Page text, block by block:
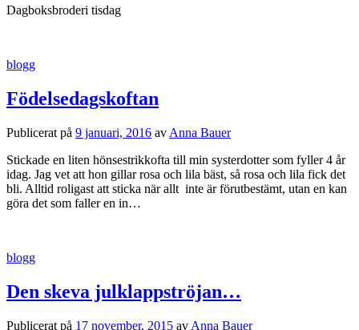
Dagboksbroderi tisdag
blogg
Födelsedagskoftan
Publicerat på 9 januari, 2016 av Anna Bauer
Stickade en liten hönsestrikkofta till min systerdotter som fyller 4 år
idag. Jag vet att hon gillar rosa och lila bäst, så rosa och lila fick det
bli. Alltid roligast att sticka när allt inte är förutbestämt, utan en kan
göra det som faller en in…
blogg
Den skeva julklappströjan…
Publicerat på 17 november, 2015 av Anna Bauer